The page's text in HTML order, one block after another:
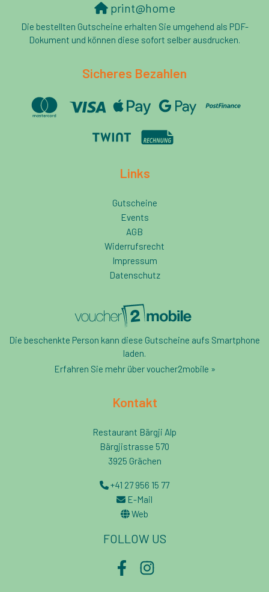
print@home
Die bestellten Gutscheine erhalten Sie umgehend als PDF-
Dokument und können diese sofort selber ausdrucken.
Sicheres Bezahlen
Links
Gutscheine
Events
AGB
Widerrufsrecht
Impressum
Datenschutz
Die beschenkte Person kann diese Gutscheine aufs Smartphone
laden.
Erfahren Sie mehr über voucher2mobile »
Kontakt
Restaurant Bärgji Alp
Bärgjistrasse 570
3925 Grächen
+41 27 956 15 77
E-Mail
Web
FOLLOW US
FacebookInstagram